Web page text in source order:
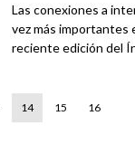
Las conexiones a
vez más importantes
reciente edición del
14 15 16